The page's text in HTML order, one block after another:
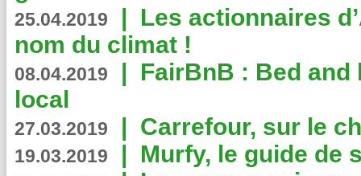
25.04.2019 | Les actionnaires
nom du climat !
08.04.2019 | FairBnB : Bed
local
27.03.2019 | Carrefour, sur le
19.03.2019 | Murfy, le guide de